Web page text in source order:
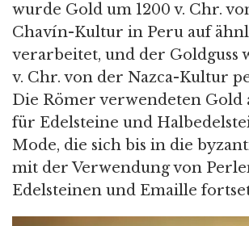
wurde Gold um 1200 v. Chr.
Chavín-Kultur in Peru auf
verarbeitet, und der Goldguss
v. Chr. von der Nazca-Kultur
Die Römer verwendeten Gold
für Edelsteine und
Mode, die sich bis in die
mit der Verwendung von
Edelsteinen und Emaille